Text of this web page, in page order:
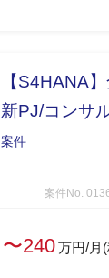
ケーション
・レポーティング
【S4HANA
新PJ/コンサ
案件
案件No.
〜240万円/月